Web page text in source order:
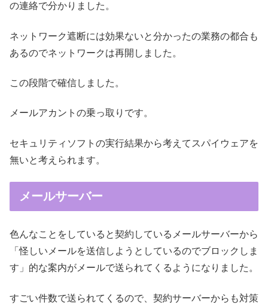
の連絡で分かりました。
ネットワーク遮断には効果ないと分かったの業務の都合も
あるのでネットワークは再開しました。
この段階で確信しました。
メールアカントの乗っ取りです。
セキュリティソフトの実行結果から考えてスパイウェアを
無いと考えられます。
メールサーバー
色んなことをしていると契約しているメールサーバーから
「怪しいメールを送信しようとしているのでブロックしま
す」的な案内がメールで送られてくるようになりました。
すごい件数で送られてくるので、契約サーバーからも対策